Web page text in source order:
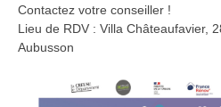
Contactez votre conseiller !
Lieu de RDV : Villa Châteaufavier,
Aubusson